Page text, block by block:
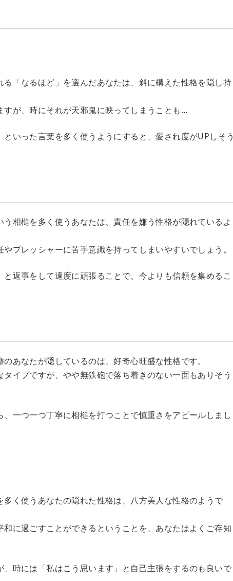
「なるほど」を選んだあなたは、斜に構えた性格を隠し持
が、時にそれが天邪鬼に映ってしまうことも…
いった言葉を多く使うようにすると、愛され度がUPしそう
相槌を多く使うあなたは、責任を嫌う性格が隠れているよ
プレッシャーに苦手意識を持ってしまいやすいでしょう。
返事をして適度に頑張ることで、今よりも信頼を集めるこ
あなたが隠しているのは、好奇心旺盛な性格です。
イプですが、やや無鉄砲で落ち着きのない一面もありそう
一つ一つ丁寧に相槌を打つことで慎重さをアピールしまし
く使うあなたの隠れた性格は、八方美人な性格のようで
に過ごすことができるということを、あなたはよくご存知
時には「私はこう思います」と自己主張をするのも良いで